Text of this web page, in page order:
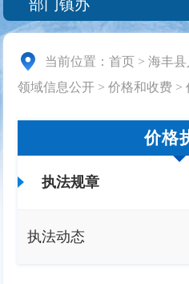
部门镇办
当前位置：首页 >海丰
领域信息公开 >价格和收费 >
价格
执法规章
执法动态